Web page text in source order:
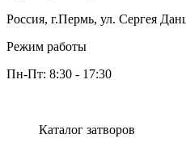
Россия, г.Пермь, ул. Сергея
Режим работы
Пн-Пт: 8:30 - 17:30
Каталог затворов